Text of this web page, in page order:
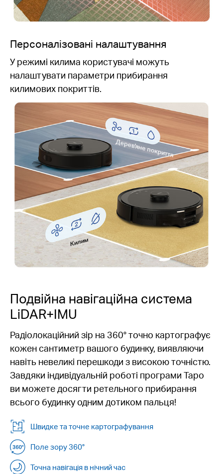
Персоналізовані налаштування
У режимі килима користувачі можуть
налаштувати параметри прибирання
килимових покриттів.
Дерев'яне покриття
Килим
Подвійна навігаційна система
LiDAR+IMU
Радіолокаційний зір на 360° точно картографує
кожен сантиметр вашого будинку, виявляючи
навіть невеликі перешкоди з високою точністю.
Завдяки індивідуальній роботі програми Tapo
ви можете досягти ретельного прибирання
всього будинку одним дотиком пальця!
Швидке та точне картографування
Поле зору 360°
Точна навігація в нічний час